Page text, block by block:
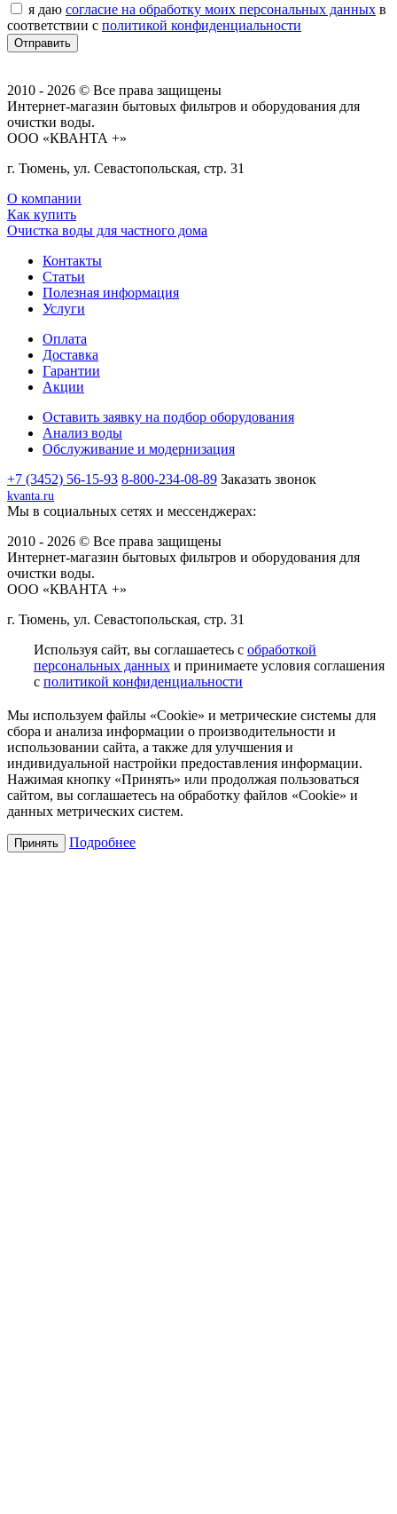
я даю согласие на обработку моих персональных данных в
соответствии с политикой конфиденциальности
2010 - 2026 © Все права защищены
Интернет-магазин бытовых фильтров и оборудования для
очистки воды.
ООО «КВАНТА +»
г. Тюмень, ул. Севастопольская, стр. 31
О компании
Как купить
Очистка воды для частного дома
Контакты
Статьи
Полезная информация
Услуги
Оплата
Доставка
Гарантии
Акции
Оставить заявку на подбор оборудования
Анализ воды
Обслуживание и модернизация
+7 (3452) 56-15-93 8-800-234-08-89 Заказать звонок
kvanta.ru
Мы в социальных сетях и мессенджерах:
2010 - 2026 © Все права защищены
Интернет-магазин бытовых фильтров и оборудования для
очистки воды.
ООО «КВАНТА +»
г. Тюмень, ул. Севастопольская, стр. 31
Используя сайт, вы соглашаетесь с обработкой
персональных данных и принимаете условия соглашения
с политикой конфиденциальности
Мы используем файлы «Cookie» и метрические системы для
сбора и анализа информации о производительности и
использовании сайта, а также для улучшения и
индивидуальной настройки предоставления информации.
Нажимая кнопку «Принять» или продолжая пользоваться
сайтом, вы соглашаетесь на обработку файлов «Cookie» и
данных метрических систем.
Принять Подробнее